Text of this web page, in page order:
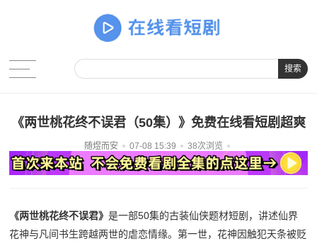
搜索
《两世桃花终不误君（50集）》免费在线看短剧超爽
随煜而安 07-08 15:39 38次浏览
《两世桃花终不误君》是一部50集的古装仙侠题材短剧，讲述仙界
花神与凡间书生跨越两世的虐恋情缘。第一世，花神因触犯天条被贬